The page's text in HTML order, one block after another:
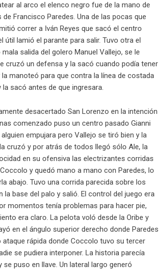
al arco el elenco negro fue de la mano de
Francisco Paredes. Una de las pocas que
correr a Iván Reyes que sacó el centro
lamió el parante para salir. Tuvo otra el
salida del golero Manuel Vallejo, se le
cruzó un defensa y la sacó cuando podía tener
manoteó para que contra la línea de costada
sacó antes de que ingresara.
desacertado San Lorenzo en la intención
comenzado puso un centro pasado Gianni
empujara pero Vallejo se tiró bien y la
cruzó y por atrás de todos llegó sólo Ale, la
en su ofensiva las electrizantes corridas
y quedó mano a mano con Paredes, lo
abajo. Tuvo una corrida parecida sobre los
base del palo y salió. El control del juego era
momentos tenía problemas para hacer pie,
era claro. La pelota voló desde la Oribe y
en el ángulo superior derecho donde Paredes
ataque rápida donde Coccolo tuvo su tercer
se pudiera interponer. La historia parecía
puso en llave. Un lateral largo generó